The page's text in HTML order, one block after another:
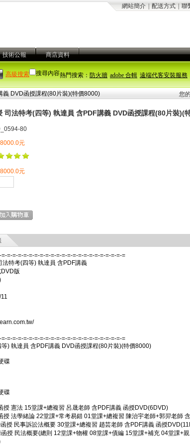
網站簡介 配送方式 聯
技術公報 商店資料
熱門搜索：防火牆 adobe 合輯 遠端代客安裝服務
搜尋內容
高級搜索
義 DVD函授課程(80片裝)(特價8000) 您
司法特考(四等) 執達員 含PDF講義 DVD函授課程(80片裝)(
80
元
元
=-=-=-=-=-=-=-=-=-=-=-=-=-=-=-=-=-=-=-=-=-=
特考(四等) 執達員 含PDF講義
版
=-=-=-=-=-=-=-=-=-=-=-=-=-=-=-=-=-=-=-=-=-=
) 執達員 含PDF講義 DVD函授課程(80片裝)(特價8000)
碟
碟
憲法 15堂課+總複習 呂晟老師 含PDF講義 函授DVD(6DVD)
法學緒論 22堂課+常考易錯 01堂課+總複習 陳治宇老師+郭羿老師
授 民事訴訟法概要 30堂課+總複習 趙芸老師 含PDF講義 函授
授 民法概要(總則 12堂課+物權 08堂課+債編 15堂課+補充 04堂課+